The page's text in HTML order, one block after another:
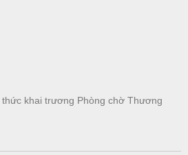
thức khai trương Phòng chờ Thương